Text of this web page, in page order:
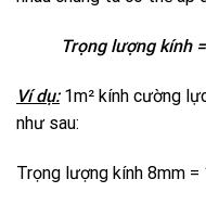
Trọng lượng kính
Ví dụ:1m² kính cường
như sau:
Trọng lượng kính 8mm